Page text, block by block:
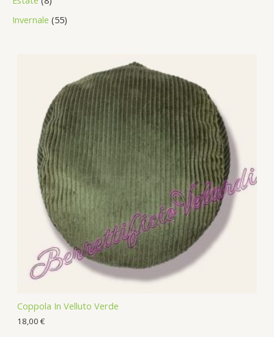
p
c
t
s
Invernale 555
o
d
u
c
t
s
Coppola In Velluto Verde
18,00 €